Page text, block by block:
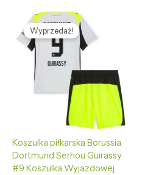
Wyprzedaż!
Koszulka piłkarska Borussia
Dortmund Serhou Guirassy
#9 Koszulka Wyjazdowej
Pierwotna
cena
wynosiła:
469,85 zł.
Aktualna
cena
wynosi:
127,69 zł.